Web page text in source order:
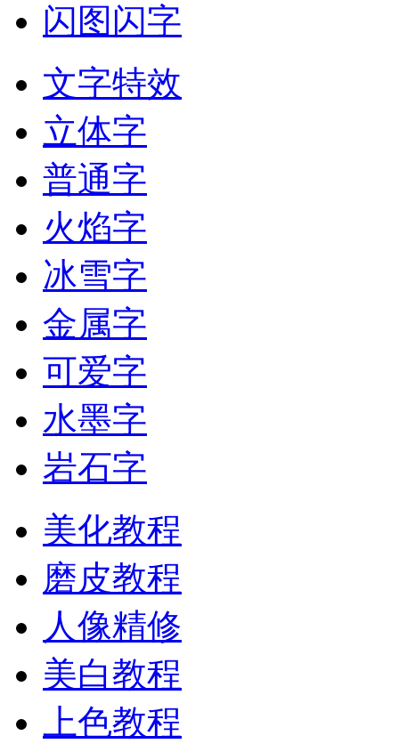
闪图闪字
文字特效
立体字
普通字
火焰字
冰雪字
金属字
可爱字
水墨字
岩石字
美化教程
磨皮教程
人像精修
美白教程
上色教程